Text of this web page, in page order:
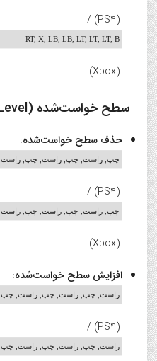
(PS4) /
RT, X, LB, LB, LT, LT, LT, B
(Xbox)
سطح خواست‌شده (Wanted Level)
حذف سطح خواست‌شده:
R1, R1, دایره, R2, چپ, راست, چپ, راست, چپ, راست
(PS4) /
RB, RB, B, RT, چپ, راست, چپ, راست, چپ, راست
(Xbox)
افزایش سطح خواست‌شده:
R1, R1, دایره, R2, راست, چپ, راست, چپ, راست, چپ
(PS4) /
RB, RB, B, RT, راست, چپ, راست, چپ, راست, چپ